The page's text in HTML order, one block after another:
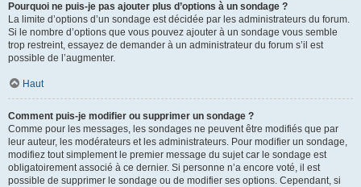
Pourquoi ne puis-je pas ajouter plus d’options à un sondage ?
La limite d’options d’un sondage est décidée par les administrateurs du forum.
Si le nombre d’options que vous pouvez ajouter à un sondage vous semble
trop restreint, essayez de demander à un administrateur du forum s’il est
possible de l’augmenter.
Haut
Comment puis-je modifier ou supprimer un sondage ?
Comme pour les messages, les sondages ne peuvent être modifiés que par
leur auteur, les modérateurs et les administrateurs. Pour modifier un sondage,
modifiez tout simplement le premier message du sujet car le sondage est
obligatoirement associé à ce dernier. Si personne n’a encore voté, il est
possible de supprimer le sondage ou de modifier ses options. Cependant, si